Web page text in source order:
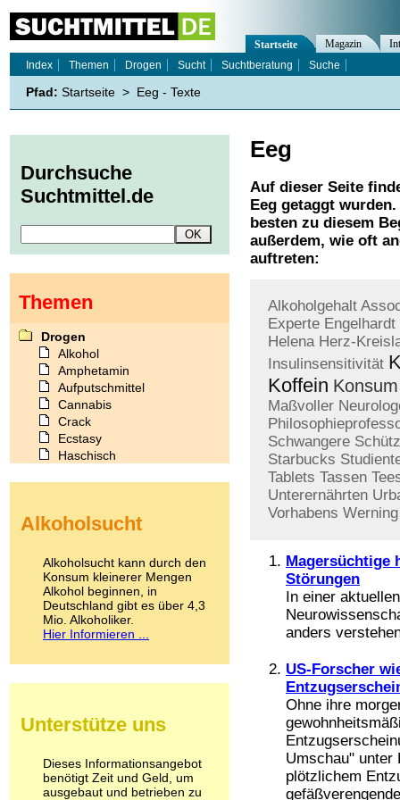
Eeg
Auf dieser Seite
Eeg getaggt
besten zu diesem
außerdem, wie oft
auftreten:
Alkoholgehalt
Experte Engelhardt
Helena Herz-
Insulinsensitivität
Koffein Konsum
Maßvoller
Schwangere
Starbucks
Tablets Tassen
Unterernährten
Vorhabens Werning
Magersüchtige
Störungen
In einer
anders
US-Forscher
Ohne ihre
Umschau" unter
plötzlichem
Startseite Magazin
Index
Themen Drogen Sucht Suchtberatung Suche
Pfad: Startseite > Eeg - Texte
Durchsuche
Suchtmittel.de
Themen
Drogen
Alkohol
Amphetamin
Aufputschmittel
Cannabis
Crack
Ecstasy
Haschisch
Kokain
LSD
Marihuana
Medikamente
Meskalin
Metamphetamin
Methadon
Pilze
Psychopharmaka
Schlafmittel
Schmerzmittel
Alkoholsucht
Alkoholsucht kann durch den
Konsum kleinerer Mengen
Alkohol beginnen, in
Deutschland gibt es über 4,3
Mio. Alkoholiker.
Hier Informieren ...
Unterstütze uns
Dieses Informationsangebot
benötigt Zeit und Geld, um
ausgebaut und betrieben zu